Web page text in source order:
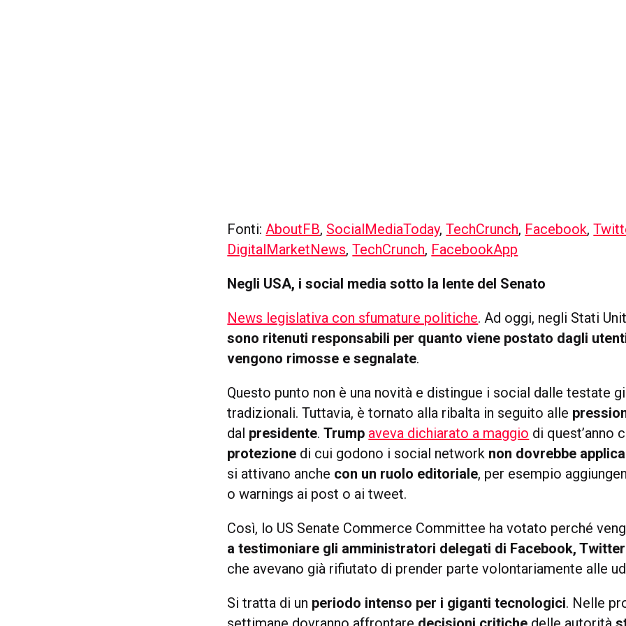
Fonti: AboutFB, SocialMediaToday,TechCrunch, Facebook,
DigitalMarketNews,TechCrunch, FacebookApp
Negli USA, i social media sotto la lente del Senato
News legislativa con sfumature politiche. Ad oggi, negli Stati
sono ritenuti responsabili per quanto viene postato dagli
vengono rimosse e segnalate.
Questo punto non è una novità e distingue i social dalle testate
tradizionali. Tuttavia, è tornato alla ribalta in seguito alle
dal presidente.Trump aveva dichiarato a maggio di quest’anno
protezione di cui godono i social network non dovrebbe
si attivano anche con un ruolo editoriale, per esempio
o warnings ai post o ai tweet.
Così, lo US Senate Commerce Committee ha votato perché
a testimoniare gli amministratori delegati di Facebook,
che avevano già rifiutato di prender parte volontariamente alle
Si tratta di un periodo intenso per i giganti tecnologici. Nelle